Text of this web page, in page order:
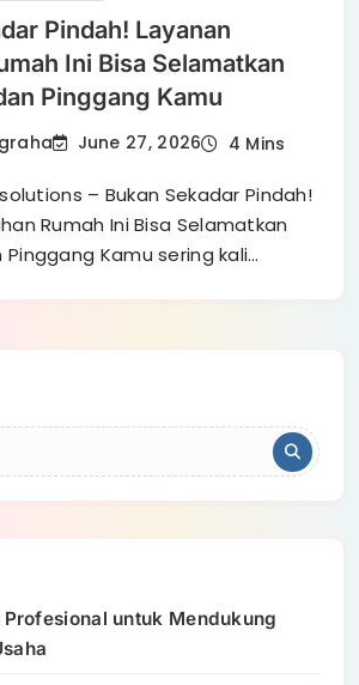
Pindah! Layanan
Ini Bisa Selamatkan
Pinggang Kamu
June 27, 2026 4 Mins
– Bukan Sekadar Pindah!
Rumah Ini Bisa Selamatkan
Kamu sering kali…
untuk Mendukung